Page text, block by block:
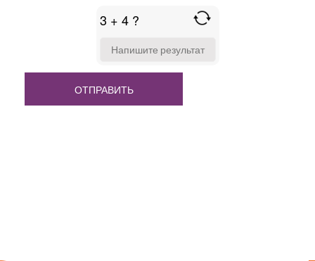
3 + 4 ?
FOR
+